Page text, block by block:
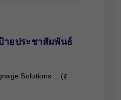
ายประชาสัมพันธ์
Solutions …(ดู